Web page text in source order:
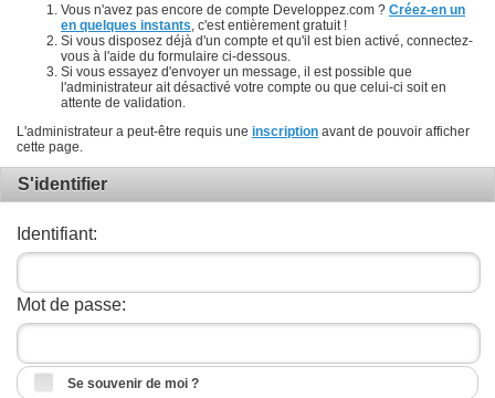
Vous n'avez pas encore de compte Developpez.com ? Créez-en un
en quelques instants , c'est entièrement gratuit !
Si vous disposez déjà d'un compte et qu'il est bien activé, connectez-
vous à l'aide du formulaire ci-dessous.
Si vous essayez d'envoyer un message, il est possible que
l'administrateur ait désactivé votre compte ou que celui-ci soit en
attente de validation.
L'administrateur a peut-être requis une inscription avant de pouvoir afficher
cette page.
S'identifier
Identifiant:
Mot de passe:
Se souvenir de moi ?